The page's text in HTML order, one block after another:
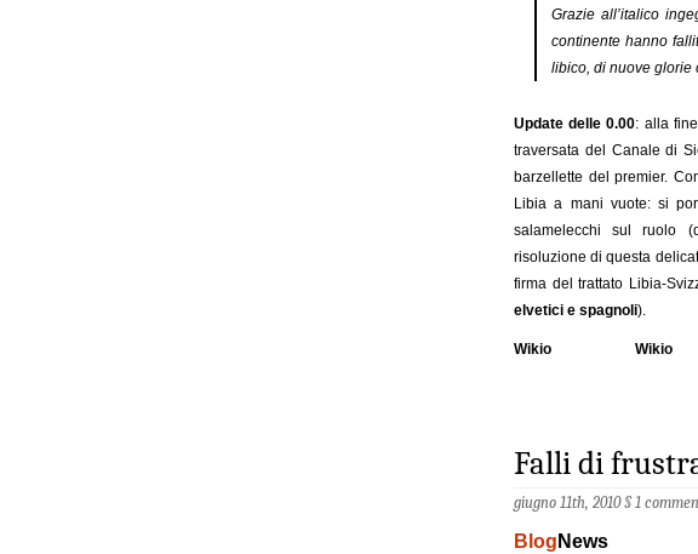
Grazie all’italico
continente hanno
libico, di nuove glorie
Update delle 0.00: alla
traversata del Canale di
barzellette del premier.
Libia a mani vuote: si
salamelecchi sul ruolo
risoluzione di questa
firma del trattato Libia-
elvetici e spagnoli).
Wikio Wikio
Falli di
giugno 11th, 2010 § 1
Blog News